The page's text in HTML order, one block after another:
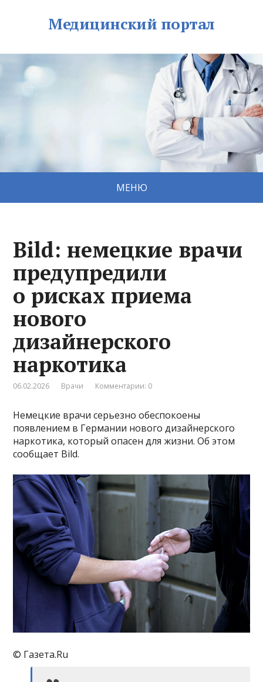
Медицинский портал
МЕНЮ
Bild: немецкие врачи
предупредили
о рисках приема
нового
дизайнерского
наркотика
06.02.2026 Врачи Комментарии: 0
Немецкие врачи серьезно обеспокоены
появлением в Германии нового дизайнерского
наркотика, который опасен для жизни. Об этом
сообщает Bild.
© Газета.Ru